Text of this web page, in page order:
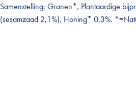
Samenstelling: Granen*, Plantaardige
(sesamzaad 2,1%), Honing* 0,3%.